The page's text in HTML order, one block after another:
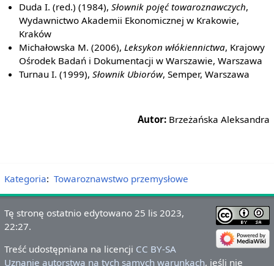
Duda I. (red.) (1984),Słownik pojęć towaroznawczych,
Wydawnictwo Akademii Ekonomicznej w Krakowie,
Kraków
Michałowska M. (2006),Leksykon włókiennictwa, Krajowy
Ośrodek Badań i Dokumentacji w Warszawie, Warszawa
Turnau I. (1999),Słownik Ubiorów, Semper, Warszawa
Autor: Brzeżańska Aleksandra
Kategoria: Towaroznawstwo przemysłowe
Tę stronę ostatnio edytowano 25 lis 2023,
22:27.
Treść udostępniana na licencji CC BY-SA
Uznanie autorstwa na tych samych warunkach, jeśli nie